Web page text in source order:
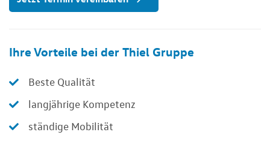
Ihre Vorteile bei der Thiel Gruppe
Beste Qualität
langjährige Kompetenz
ständige Mobilität